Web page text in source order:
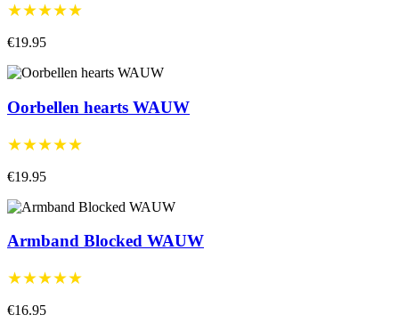
★★★★★
€19.95
Oorbellen hearts WAUW
★★★★★
€19.95
Armband Blocked WAUW
★★★★★
€16.95